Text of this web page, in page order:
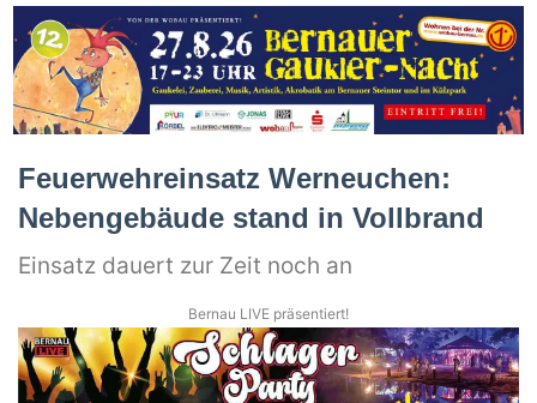
Feuerwehreinsatz Werneuchen:
Nebengebäude stand in Vollbrand
Einsatz dauert zur Zeit noch an
Bernau LIVE präsentiert!